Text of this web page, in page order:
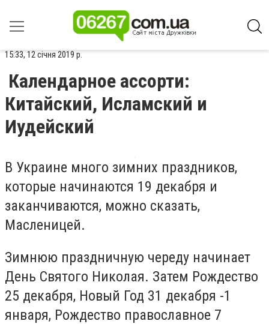
15:33, 12 січня 2019 р.
Календарное ассорти:
Китайский, Исламский и
Иудейский
В Украине много зимних праздников,
которые начинаются 19 декабря и
заканчиваются, можно сказать,
Масленицей.
Зимнюю праздничную череду начинает
День Святого Николая. Затем Рождество
25 декабря, Новый Год 31 декабря -1
января, Рождество православное 7